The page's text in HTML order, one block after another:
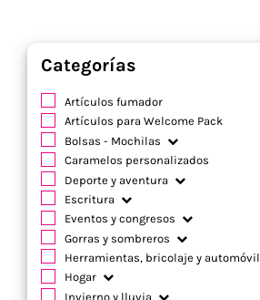
Categorías
Artículos fumador
Artículos para Welcome Pack
Bolsas - Mochilas
Caramelos personalizados
Deporte y aventura
Escritura
Eventos y congresos
Gorras y sombreros
Herramientas, bricolaje y automóvil
Hogar
Invierno y lluvia